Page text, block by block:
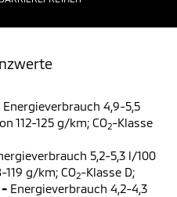
Energieverbrauch 4,9-5,5
112-125 g/km; CO2-Klasse
5,2-5,3 l/100
119 g/km; CO2-Klasse D;
- Energieverbrauch 4,2-4,3